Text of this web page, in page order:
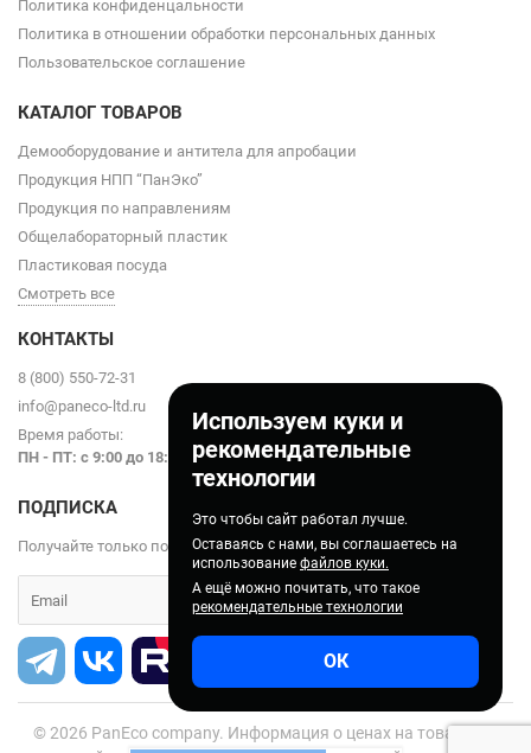
Используем куки и
рекомендательные
технологии
Это чтобы сайт работал лучше.
Оставаясь с нами, вы соглашаетесь на
использование файлов куки.
А ещё можно почитать, что такое
рекомендательные технологии
ОК
Политика конфиденцальности
Политика в отношении обработки персональных данных
Пользовательское соглашение
КАТАЛОГ ТОВАРОВ
Демооборудование и антитела для апробации
Продукция НПП “ПанЭко”
Продукция по направлениям
Общелабораторный пластик
Пластиковая посуда
Смотреть все
КОНТАКТЫ
8 (800) 550-72-31
info@paneco-ltd.ru
Время работы:
ПН - ПТ: с 9:00 до 18:00
ПОДПИСКА
Получайте только полезные статьи!
© 2026 PanEco company. Информация о ценах на товары на